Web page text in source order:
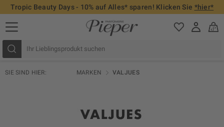
Tropic Beauty Days - 10% auf Alles* sparen! Klicken Sie *hier*
SIE SIND HIER: MARKEN VALJUES